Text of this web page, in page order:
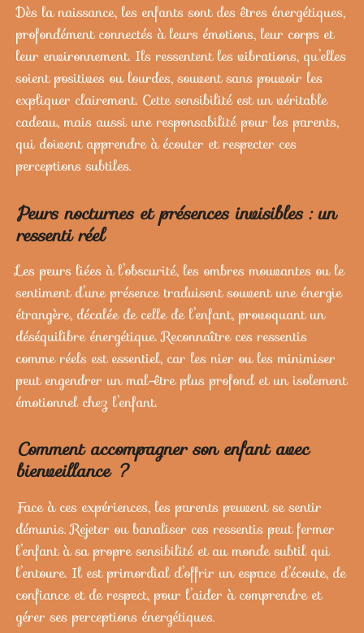
Dès la naissance, les enfants sont des êtres énergétiques,
profondément connectés à leurs émotions, leur corps et
leur environnement. Ils ressentent les vibrations, qu’elles
soient positives ou lourdes, souvent sans pouvoir les
expliquer clairement. Cette sensibilité est un véritable
cadeau, mais aussi une responsabilité pour les parents,
qui doivent apprendre à écouter et respecter ces
perceptions subtiles.
Peurs nocturnes et présences invisibles : un
ressenti réel
Les peurs liées à l’obscurité, les ombres mouvantes ou le
sentiment d’une présence traduisent souvent une énergie
étrangère, décalée de celle de l’enfant, provoquant un
déséquilibre énergétique. Reconnaître ces ressentis
comme réels est essentiel, car les nier ou les minimiser
peut engendrer un mal-être plus profond et un isolement
émotionnel chez l’enfant.
Comment accompagner son enfant avec
bienveillance ?
Face à ces expériences, les parents peuvent se sentir
démunis. Rejeter ou banaliser ces ressentis peut fermer
l’enfant à sa propre sensibilité et au monde subtil qui
l’entoure. Il est primordial d’offrir un espace d’écoute, de
confiance et de respect, pour l’aider à comprendre et
gérer ses perceptions énergétiques.